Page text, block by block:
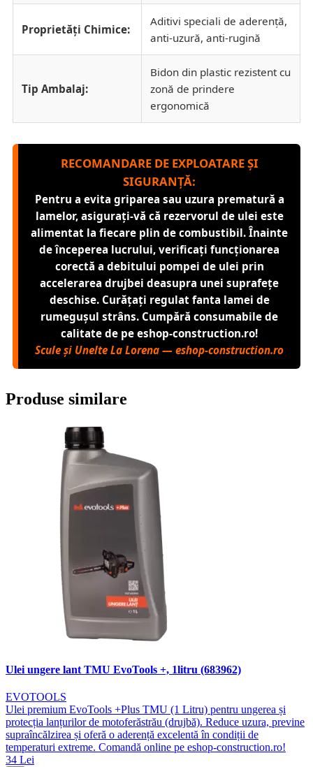
Proprietăți Chimice:
Aditivi speciali de aderență,
anti-uzură, anti-rugină
Tip Ambalaj:
Bidon din plastic rezistent cu
zonă de prindere
ergonomică
RECOMANDARE DE EXPLOATARE ȘI
SIGURANȚĂ:
Pentru a evita griparea sau uzura prematură a
lamelor, asigurați-vă că rezervorul de ulei este
alimentat la fiecare plin de combustibil. Înainte
de începerea lucrului, verificați funcționarea
corectă a debitului pompei de ulei prin
accelerarea drujbei deasupra unei suprafețe
deschise. Curățați regulat fanta lamei de
rumegușul strâns. Cumpără consumabile de
calitate de pe eshop-construction.ro!
Scule și Unelte La Lorena — eshop-construction.ro
Produse similare
Ulei ungere lant TMU EvoTools +, 1litru (683962)
EVOTOOLS
Ulei premium EvoTools +Plus TMU (1 Litru) pentru ungerea și
protecția lanțurilor de motoferăstrău (drujbă). Reduce uzura, previne
supraîncălzirea și oferă o aderență excelentă în condiții de
temperaturi extreme. Comandă online pe eshop-construction.ro!
34 Lei